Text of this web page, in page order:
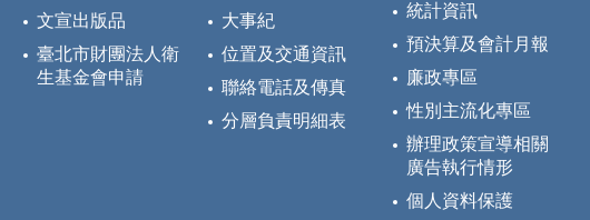
文宣出版品
臺北市財團法人衛
生基金會申請
大事紀
位置及交通資訊
聯絡電話及傳真
分層負責明細表
統計資訊
預決算及會計月報
廉政專區
性別主流化專區
辦理政策宣導相關
廣告執行情形
個人資料保護